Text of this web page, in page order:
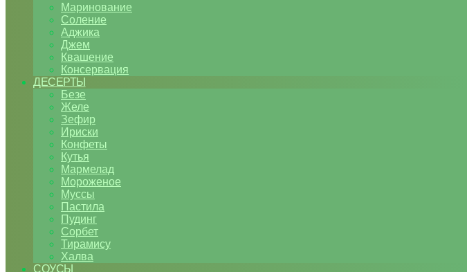
Маринование
Соление
Аджика
Джем
Квашение
Консервация
ДЕСЕРТЫ
Безе
Желе
Зефир
Ириски
Конфеты
Кутья
Мармелад
Мороженое
Муссы
Пастила
Пудинг
Сорбет
Тирамису
Халва
СОУСЫ